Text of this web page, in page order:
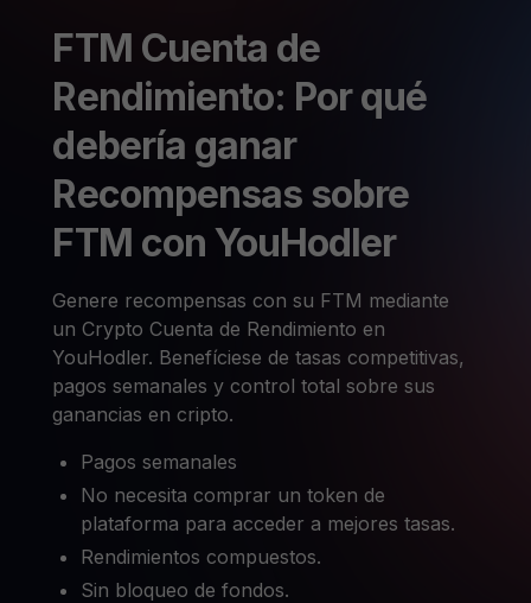
FTM Cuenta de
Rendimiento: Por qué
debería ganar
Recompensas sobre
FTM con YouHodler
Genere recompensas con su FTM mediante
un Crypto Cuenta de Rendimiento en
YouHodler. Benefíciese de tasas competitivas,
pagos semanales y control total sobre sus
ganancias en cripto.
Pagos semanales
No necesita comprar un token de
plataforma para acceder a mejores tasas.
Rendimientos compuestos.
Sin bloqueo de fondos.